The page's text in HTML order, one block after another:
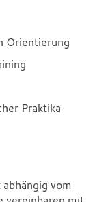
Orientierung
Praktika
vom